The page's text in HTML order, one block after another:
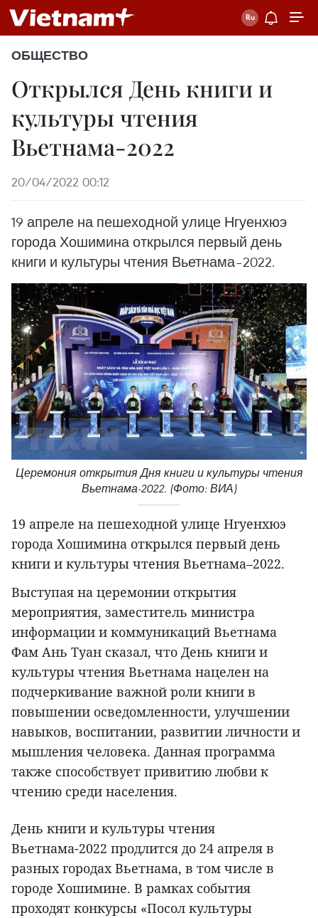
ОБЩЕСТВО
Открылся День книги и
культуры чтения
Вьетнама-2022
20/04/2022 00:12
19 апреле на пешеходной улице Нгуенхюэ
города Хошимина открылся первый день
книги и культуры чтения Вьетнама–2022.
Церемония открытия Дня книги и культуры чтения
Вьетнама-2022. (Фото: ВИА)
19 апреле на пешеходной улице Нгуенхюэ
города Хошимина открылся первый день
книги и культуры чтения Вьетнама–2022.
Выступая на церемонии открытия
мероприятия, заместитель министра
информации и коммуникаций Вьетнама
Фам Ань Туан сказал, что День книги и
культуры чтения Вьетнама нацелен на
подчеркивание важной роли книги в
повышении осведомленности, улучшении
навыков, воспитании, развитии личности и
мышления человека. Данная программа
также способствует привитию любви к
чтению среди населения.
День книги и культуры чтения
Вьетнама-2022 продлится до 24 апреля в
разных городах Вьетнама, в том числе в
городе Хошимине. В рамках события
проходят конкурсы «Посол культуры